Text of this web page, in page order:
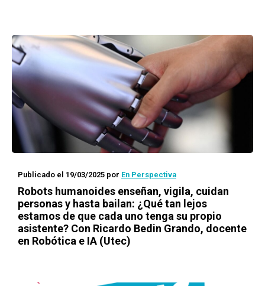
Publicado el 19/03/2025 por En Perspectiva
Robots humanoides enseñan, vigila, cuidan
personas y hasta bailan: ¿Qué tan lejos
estamos de que cada uno tenga su propio
asistente? Con Ricardo Bedin Grando, docente
en Robótica e IA (Utec)